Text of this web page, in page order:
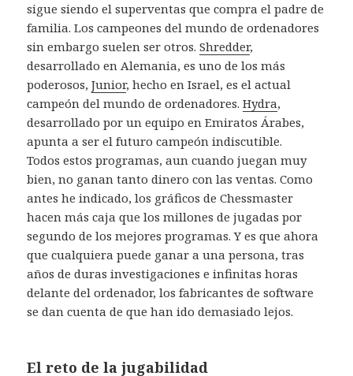
sigue siendo el superventas que compra el padre de
familia. Los campeones del mundo de ordenadores
sin embargo suelen ser otros.Shredder,
desarrollado en Alemania, es uno de los más
poderosos,Junior, hecho en Israel, es el actual
campeón del mundo de ordenadores.Hydra,
desarrollado por un equipo en Emiratos Árabes,
apunta a ser el futuro campeón indiscutible.
Todos estos programas, aun cuando juegan muy
bien, no ganan tanto dinero con las ventas. Como
antes he indicado, los gráficos de Chessmaster
hacen más caja que los millones de jugadas por
segundo de los mejores programas. Y es que ahora
que cualquiera puede ganar a una persona, tras
años de duras investigaciones e infinitas horas
delante del ordenador, los fabricantes de software
se dan cuenta de que han ido demasiado lejos.
El reto de la jugabilidad